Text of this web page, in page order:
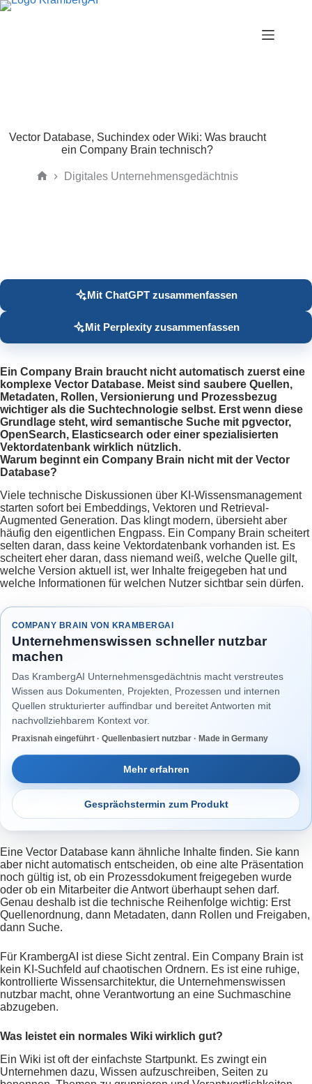
Zum
Vector Database, Suchindex oder Wiki: Was braucht
ein Company Brain technisch?
Digitales Unternehmensgedächtnis
Mit ChatGPT zusammenfassen
Mit Perplexity zusammenfassen
Ein Company Brain braucht nicht automatisch zuerst eine
komplexe Vector Database. Meist sind saubere Quellen,
Metadaten, Rollen, Versionierung und Prozessbezug
wichtiger als die Suchtechnologie selbst. Erst wenn diese
Grundlage steht, wird semantische Suche mit pgvector,
OpenSearch, Elasticsearch oder einer spezialisierten
Vektordatenbank wirklich nützlich.
Warum beginnt ein Company Brain nicht mit der Vector
Database?
Viele technische Diskussionen über KI-Wissensmanagement
starten sofort bei Embeddings, Vektoren und Retrieval-
Augmented Generation. Das klingt modern, übersieht aber
häufig den eigentlichen Engpass. Ein Company Brain scheitert
selten daran, dass keine Vektordatenbank vorhanden ist. Es
scheitert eher daran, dass niemand weiß, welche Quelle gilt,
welche Version aktuell ist, wer Inhalte freigegeben hat und
welche Informationen für welchen Nutzer sichtbar sein dürfen.
COMPANY BRAIN VON KRAMBERGAI
Unternehmenswissen schneller nutzbar
machen
Das KrambergAI Unternehmensgedächtnis macht verstreutes
Wissen aus Dokumenten, Projekten, Prozessen und internen
Quellen strukturierter auffindbar und bereitet Antworten mit
nachvollziehbarem Kontext vor.
Praxisnah eingeführt · Quellenbasiert nutzbar · Made in Germany
Mehr erfahren
Gesprächstermin zum Produkt
Eine Vector Database kann ähnliche Inhalte finden. Sie kann
aber nicht automatisch entscheiden, ob eine alte Präsentation
noch gültig ist, ob ein Prozessdokument freigegeben wurde
oder ob ein Mitarbeiter die Antwort überhaupt sehen darf.
Genau deshalb ist die technische Reihenfolge wichtig: Erst
Quellenordnung, dann Metadaten, dann Rollen und Freigaben,
dann Suche.
Für KrambergAI ist diese Sicht zentral. Ein Company Brain ist
kein KI-Suchfeld auf chaotischen Ordnern. Es ist eine ruhige,
kontrollierte Wissensarchitektur, die Unternehmenswissen
nutzbar macht, ohne Verantwortung an eine Suchmaschine
abzugeben.
Was leistet ein normales Wiki wirklich gut?
Ein Wiki ist oft der einfachste Startpunkt. Es zwingt ein
Unternehmen dazu, Wissen aufzuschreiben, Seiten zu